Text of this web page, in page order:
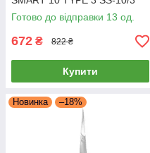
ножиці для манікюру
Готово до відправки 13 од.
672 ₴ 822 ₴
Купити
Новинка –18%